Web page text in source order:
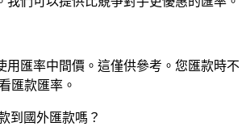
用匯率中間價。這僅供參考。您匯款時不
匯款匯率。
到國外匯款嗎？